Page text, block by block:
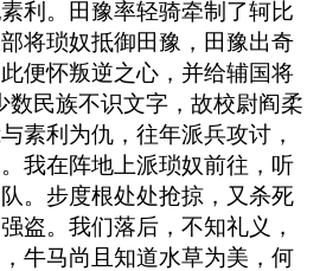
利。田豫率轻骑牵制了轲比
将琐奴抵御田豫，田豫出奇
便怀叛逆之心，并给辅国将
数民族不识文字，故校尉阎柔
素利为仇，往年派兵攻讨，
我在阵地上派琐奴前往，听
。步度根处处抢掠，又杀死
盗。我们落后，不知礼义，
牛马尚且知道水草为美，何